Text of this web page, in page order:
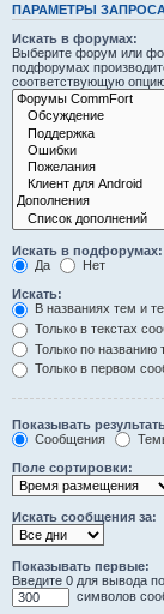
ПАРАМЕТРЫ
Искать в форумах:
Выберите форум или
подфорумах
соответствующую
Искать в подфорумах:
Да
Нет
Искать:
В названиях тем и
Только в текстах
Только по названию
Только в первом
Показывать
Сообщения
Поле сортировки:
Искать сообщения за:
Показывать первые:
Введите 0 для вывода
символов